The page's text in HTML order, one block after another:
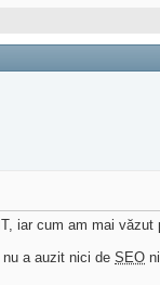
iar cum am mai
a auzit nici de SEO